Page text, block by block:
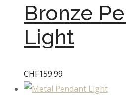
Bronze
Light
CHF159.99